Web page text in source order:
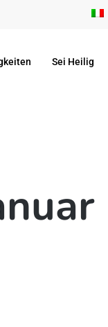
Sei Heilig